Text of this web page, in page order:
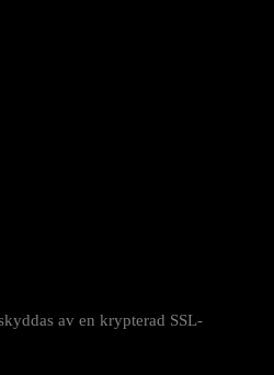
av en krypterad SSL-